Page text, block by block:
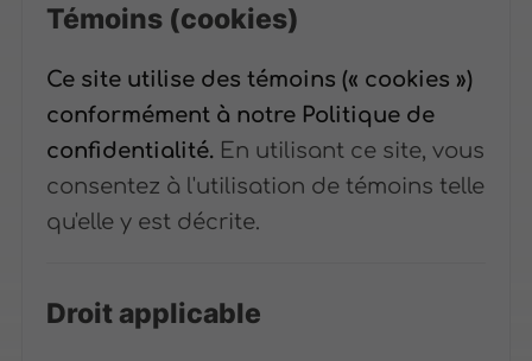
Témoins (cookies)
Ce site utilise des témoins (« cookies »)
conformément à notre Politique de
confidentialité.En utilisant ce site, vous
consentez à l'utilisation de témoins telle
qu'elle y est décrite.
Droit applicable